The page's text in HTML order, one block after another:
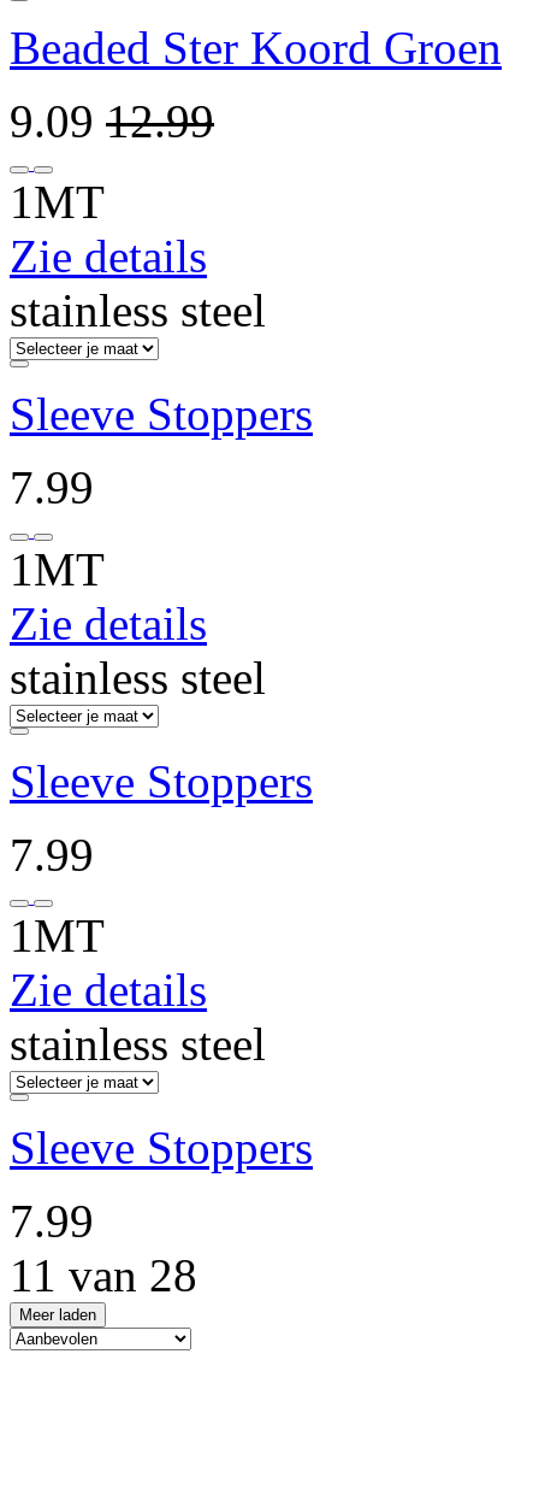
Beaded Ster Koord Groen
9.09 12.99
1MT
Zie details
stainless steel
Sleeve Stoppers
7.99
1MT
Zie details
stainless steel
Sleeve Stoppers
7.99
1MT
Zie details
stainless steel
Sleeve Stoppers
7.99
11 van 28
Meer laden